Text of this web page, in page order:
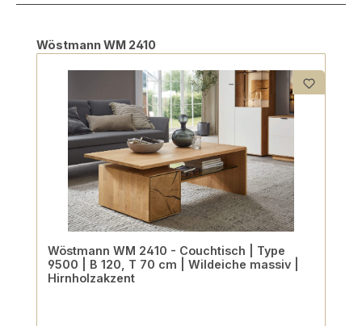
Produktgalerie überspringen
Wöstmann WM 2410
Wöstmann WM 2410 - Couchtisch | Type
9500 | B 120, T 70 cm | Wildeiche massiv |
Hirnholzakzent